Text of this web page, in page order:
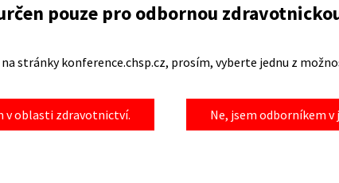
pouze pro odbornou
stránky konference.chsp.cz, prosím, vyberte jednu z
v oblasti zdravotnictví. Ne, jsem odborníkem